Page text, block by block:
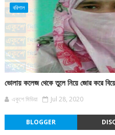
বরিশাল
ভোলায় কলেজ থেকে তুলে নিয়ে জোর করে
একুশে মিডিয়া Jul 28, 2020
BLOGGER